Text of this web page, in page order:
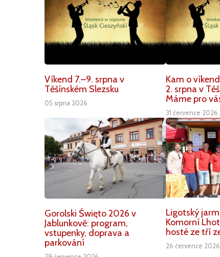
Víkend 7.–9. srpna v
Těšínském Slezsku
05 srpna 2026
Kam o
2. srpna v
Máme pro
31 července 2026
Gorolski Święto 2026 v
Jablunkově: program,
vstupenky, doprava a
parkování
Ligotský
Komorní
hosté ze tří
26 července 2026